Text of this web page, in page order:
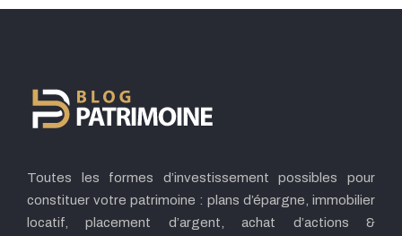
Toutes les formes d’investissement possibles pour
constituer votre patrimoine : plans d’épargne, immobilier
locatif, placement d’argent, achat d’actions &